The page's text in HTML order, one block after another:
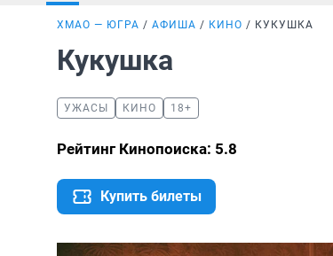
ХМАО — ЮГРА АФИША КИНО КУКУШКА
Кукушка
УЖАСЫ КИНО 18+
Рейтинг Кинопоиска: 5.8
Купить билеты